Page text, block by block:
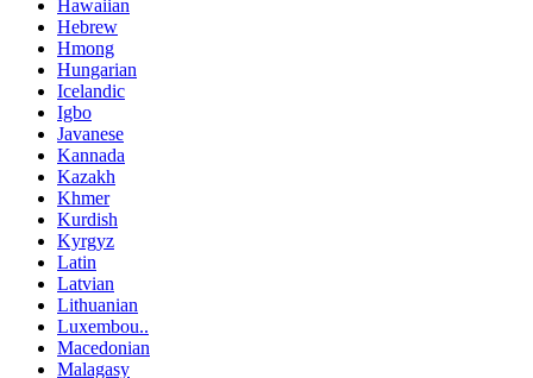
Hawaiian
Hebrew
Hmong
Hungarian
Icelandic
Igbo
Javanese
Kannada
Kazakh
Khmer
Kurdish
Kyrgyz
Latin
Latvian
Lithuanian
Luxembou..
Macedonian
Malagasy